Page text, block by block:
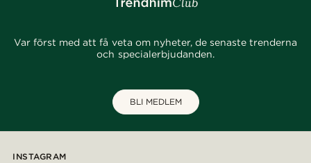
Var först med att få veta om nyheter, de senaste trenderna
och specialerbjudanden.
BLI MEDLEM
INSTAGRAM